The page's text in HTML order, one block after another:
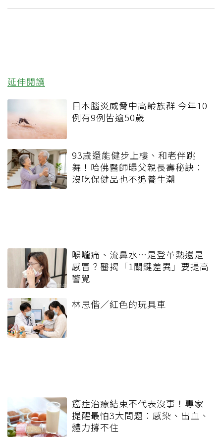
延伸閱讀
日本腦炎威脅中高齡族群 今年10
例有9例皆逾50歲
93歲還能健步上樓、和老伴跳
舞！哈佛醫師曝父親長壽秘訣：
沒吃保健品也不追養生潮
喉嚨痛、流鼻水⋯是登革熱還是
感冒？醫揭「1關鍵差異」要提高
警覺
林思偕／紅色的玩具車
癌症治療結束不代表沒事！專家
提醒最怕3大問題：感染、出血、
體力撐不住